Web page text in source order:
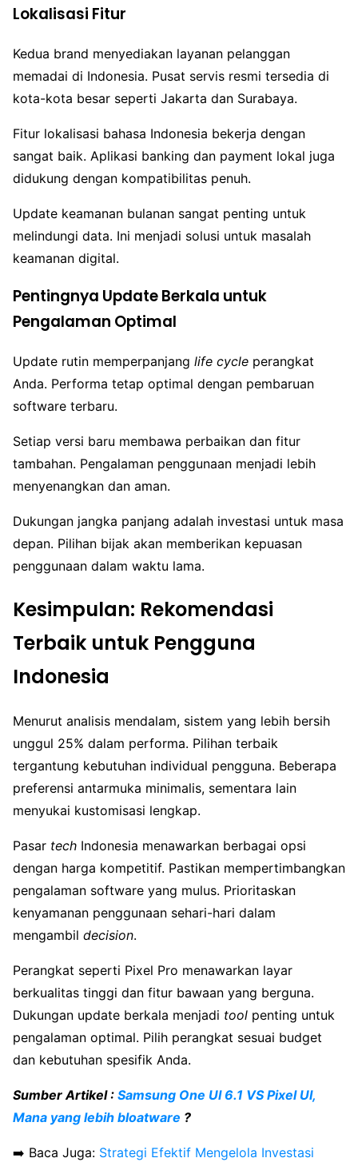
Lokalisasi Fitur
Kedua brand menyediakan layanan pelanggan
memadai di Indonesia. Pusat servis resmi tersedia di
kota-kota besar seperti Jakarta dan Surabaya.
Fitur lokalisasi bahasa Indonesia bekerja dengan
sangat baik. Aplikasi banking dan payment lokal juga
didukung dengan kompatibilitas penuh.
Update keamanan bulanan sangat penting untuk
melindungi data. Ini menjadi solusi untuk masalah
keamanan digital.
Pentingnya Update Berkala untuk
Pengalaman Optimal
Update rutin memperpanjang life cycle perangkat
Anda. Performa tetap optimal dengan pembaruan
software terbaru.
Setiap versi baru membawa perbaikan dan fitur
tambahan. Pengalaman penggunaan menjadi lebih
menyenangkan dan aman.
Dukungan jangka panjang adalah investasi untuk masa
depan. Pilihan bijak akan memberikan kepuasan
penggunaan dalam waktu lama.
Kesimpulan: Rekomendasi
Terbaik untuk Pengguna
Indonesia
Menurut analisis mendalam, sistem yang lebih bersih
unggul 25% dalam performa. Pilihan terbaik
tergantung kebutuhan individual pengguna. Beberapa
preferensi antarmuka minimalis, sementara lain
menyukai kustomisasi lengkap.
Pasar tech Indonesia menawarkan berbagai opsi
dengan harga kompetitif. Pastikan mempertimbangkan
pengalaman software yang mulus. Prioritaskan
kenyamanan penggunaan sehari-hari dalam
mengambil decision.
Perangkat seperti Pixel Pro menawarkan layar
berkualitas tinggi dan fitur bawaan yang berguna.
Dukungan update berkala menjadi tool penting untuk
pengalaman optimal. Pilih perangkat sesuai budget
dan kebutuhan spesifik Anda.
Sumber Artikel : Samsung One UI 6.1 VS Pixel UI,
Mana yang lebih bloatware ?
➡️ Baca Juga: Strategi Efektif Mengelola Investasi